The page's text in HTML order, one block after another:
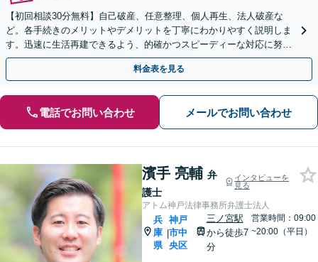
【初回相談30分無料】自己破産、任意整理、個人再生、法人破産な
ど。各手続きのメリットやデメリットを丁寧にわかりやすく説明しま
す。迅速に生活再建できるよう、的確かつスピーディーな対応に努め
ます【西宮北口駅3分】
料金表を見る
電話でお問い合わせ メールでお問い合わせ
濱手 亮輔 弁
護士
インタビューを
見る
アトム神戸法律事務所弁護士法人
兵
庫
県
|
神戸
市中
央区
三ノ宮駅
から徒歩7
分
営業時間：09:00
~20:00（平日）